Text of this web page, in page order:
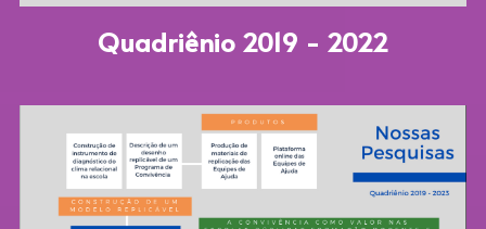
Quadriênio 2019 - 2022